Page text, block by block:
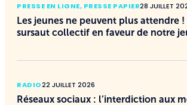
PRESSE EN LIGNE, PRESSE PAPIER28 JUILLET
Les jeunes ne peuvent plus attendre !
sursaut collectif en faveur de notre
RADIO22 JUILLET 2026
Réseaux sociaux : l’interdiction aux